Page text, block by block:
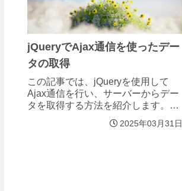
jQueryでAjax通信を使ったデー
タの取得
この記事では、jQueryを使用して
Ajax通信を行い、サーバーからデー
タを取得する方法を紹介します。
Ajax通信とは Ajax（Asynchronous
JavaScript and XML）は、ウェブペ
2025年03月31日